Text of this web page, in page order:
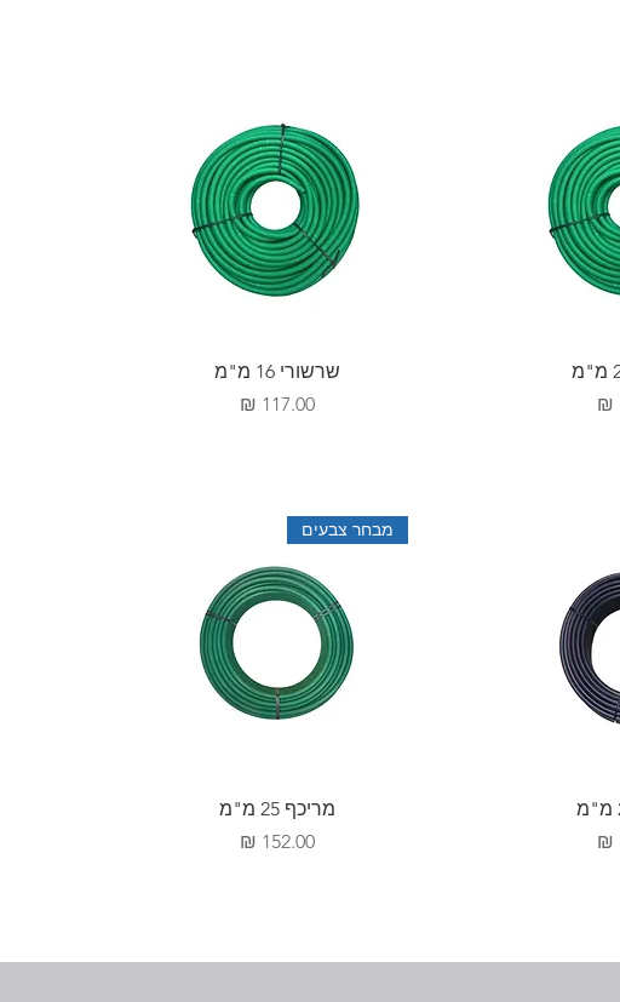
שרשורי 16 מ"מ
מחיר‏117.00 ‏₪
מבחר צבעים
מריכף 25 מ"מ
מחיר‏152.00 ‏₪